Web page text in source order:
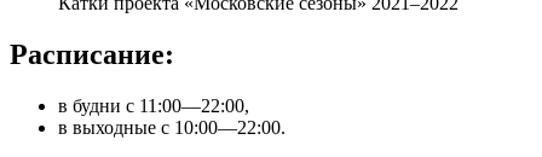
Расписание:
в будни с 11:00—22:00,
в выходные с 10:00—22:00.